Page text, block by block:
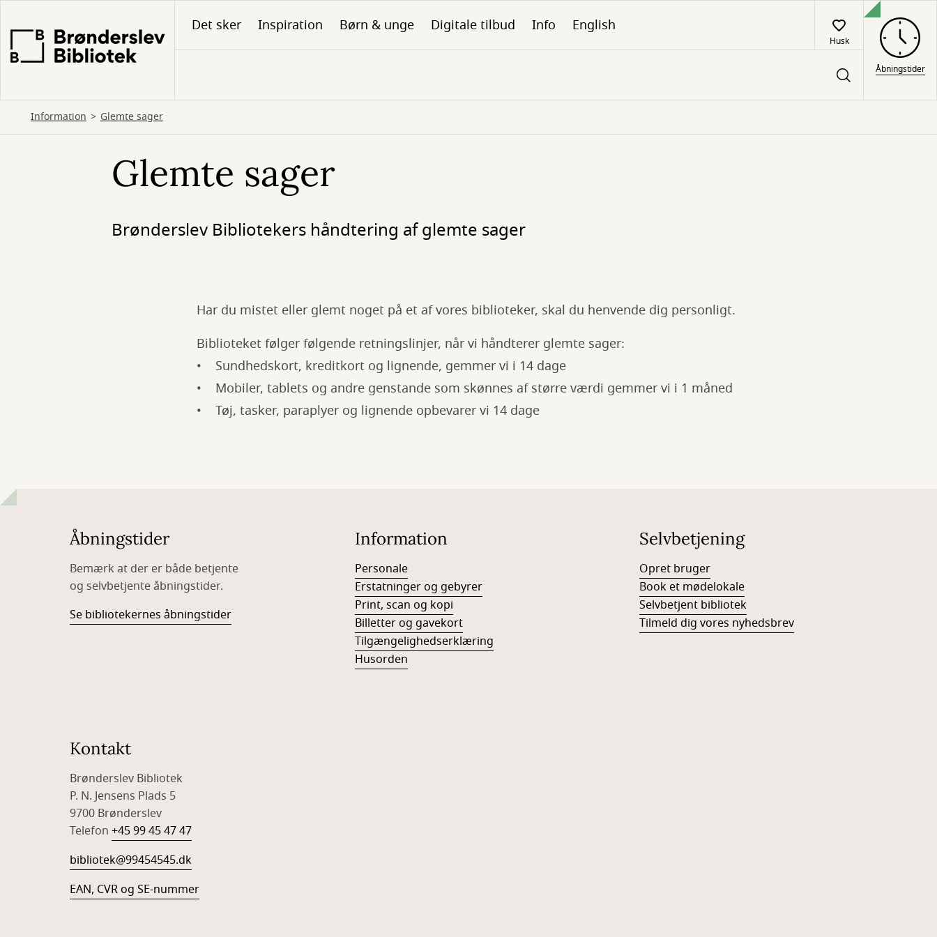
hovedindhold
Det sker Inspiration Børn & unge Digitale tilbud Info English
Husk
Åbningstider
Information Glemte sager
Glemte sager
Brønderslev Bibliotekers håndtering af glemte sager
Har du mistet eller glemt noget på et af vores biblioteker, skal du henvende dig personligt.
Biblioteket følger følgende retningslinjer, når vi håndterer glemte sager:
• Sundhedskort, kreditkort og lignende, gemmer vi i 14 dage
• Mobiler, tablets og andre genstande som skønnes af større værdi gemmer vi i 1 måned
• Tøj, tasker, paraplyer og lignende opbevarer vi 14 dage
Åbningstider
Bemærk at der er både betjente
og selvbetjente åbningstider.
Se bibliotekernes åbningstider
Information
Personale
Erstatninger og gebyrer
Print, scan og kopi
Billetter og gavekort
Tilgængelighedserklæring
Husorden
Selvbetjening
Opret bruger
Book et mødelokale
Selvbetjent bibliotek
Tilmeld dig vores nyhedsbrev
Kontakt
Brønderslev Bibliotek
P. N. Jensens Plads 5
9700 Brønderslev
Telefon +45 99 45 47 47
bibliotek@99454545.dk
EAN, CVR og SE-nummer